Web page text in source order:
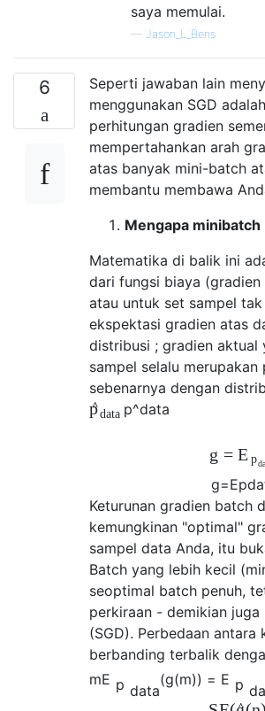
saya memulai.
— Jason_L_Bens
6
Seperti jawaban lain
menggunakan SGD
perhitungan gradien
mempertahankan arah
atas banyak mini-batch
membantu membawa
Mengapa
Matematika di balik ini
dari fungsi biaya (gradien
atau untuk set sampel
ekspektasi gradien atas
distribusi ; gradien aktual
sampel selalu
sebenarnya dengan
p
^data p^data
g = E pda
g=Epda
Keturunan gradien batch
kemungkinan "optimal"
sampel data Anda, itu
Batch yang lebih kecil
seoptimal batch penuh,
perkiraan - demikian
(SGD). Perbedaan antara
berbanding terbalik
mE p data
(g(m)) = E p da